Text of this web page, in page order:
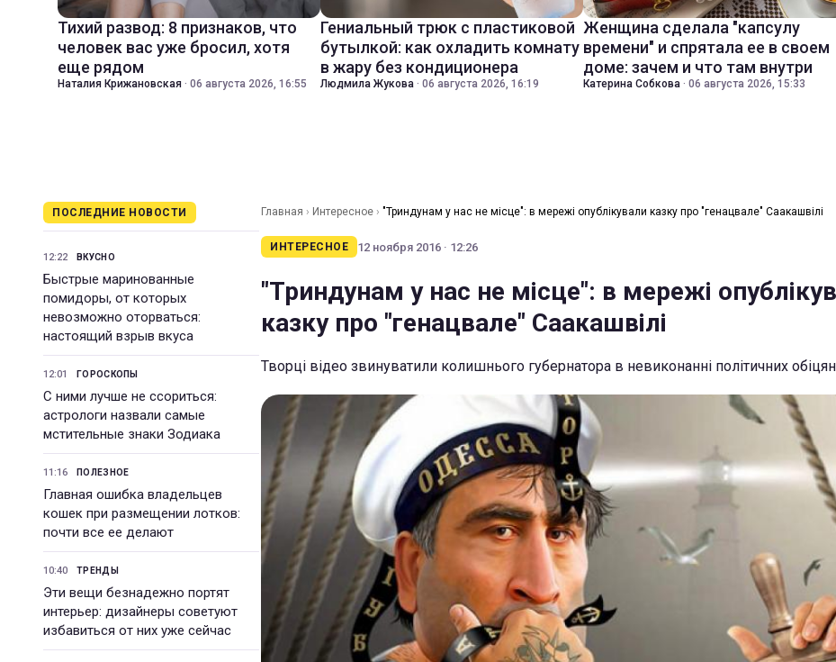
Тихий развод: 8 признаков, что
человек вас уже бросил, хотя
еще рядом
Наталия Крижановская · 06 августа 2026, 16:55
Гениальный трюк с пластиковой
бутылкой: как охладить комнату
в жару без кондиционера
Людмила Жукова · 06 августа 2026, 16:19
Женщина сделала "капсулу
времени" и спрятала ее в своем
доме: зачем и что там внутри
Катерина Собкова · 06 августа 2026, 15:33
ПОСЛЕДНИЕ НОВОСТИ
12:22 ВКУСНО
Быстрые маринованные
помидоры, от которых
невозможно оторваться:
настоящий взрыв вкуса
12:01 ГОРОСКОПЫ
С ними лучше не ссориться:
астрологи назвали самые
мстительные знаки Зодиака
11:16 ПОЛЕЗНОЕ
Главная ошибка владельцев
кошек при размещении лотков:
почти все ее делают
10:40 ТРЕНДЫ
Эти вещи безнадежно портят
интерьер: дизайнеры советуют
избавиться от них уже сейчас
Главная › Интересное › "Триндунам у нас не місце": в мережі опублікували казку про "генацвале" Саакашвілі
ИНТЕРЕСНОЕ 12 ноября 2016 · 12:26
"Триндунам у нас не місце": в мережі
казку про "генацвале" Саакашвілі
Творці відео звинуватили колишнього губернатора в невиконанні політичних